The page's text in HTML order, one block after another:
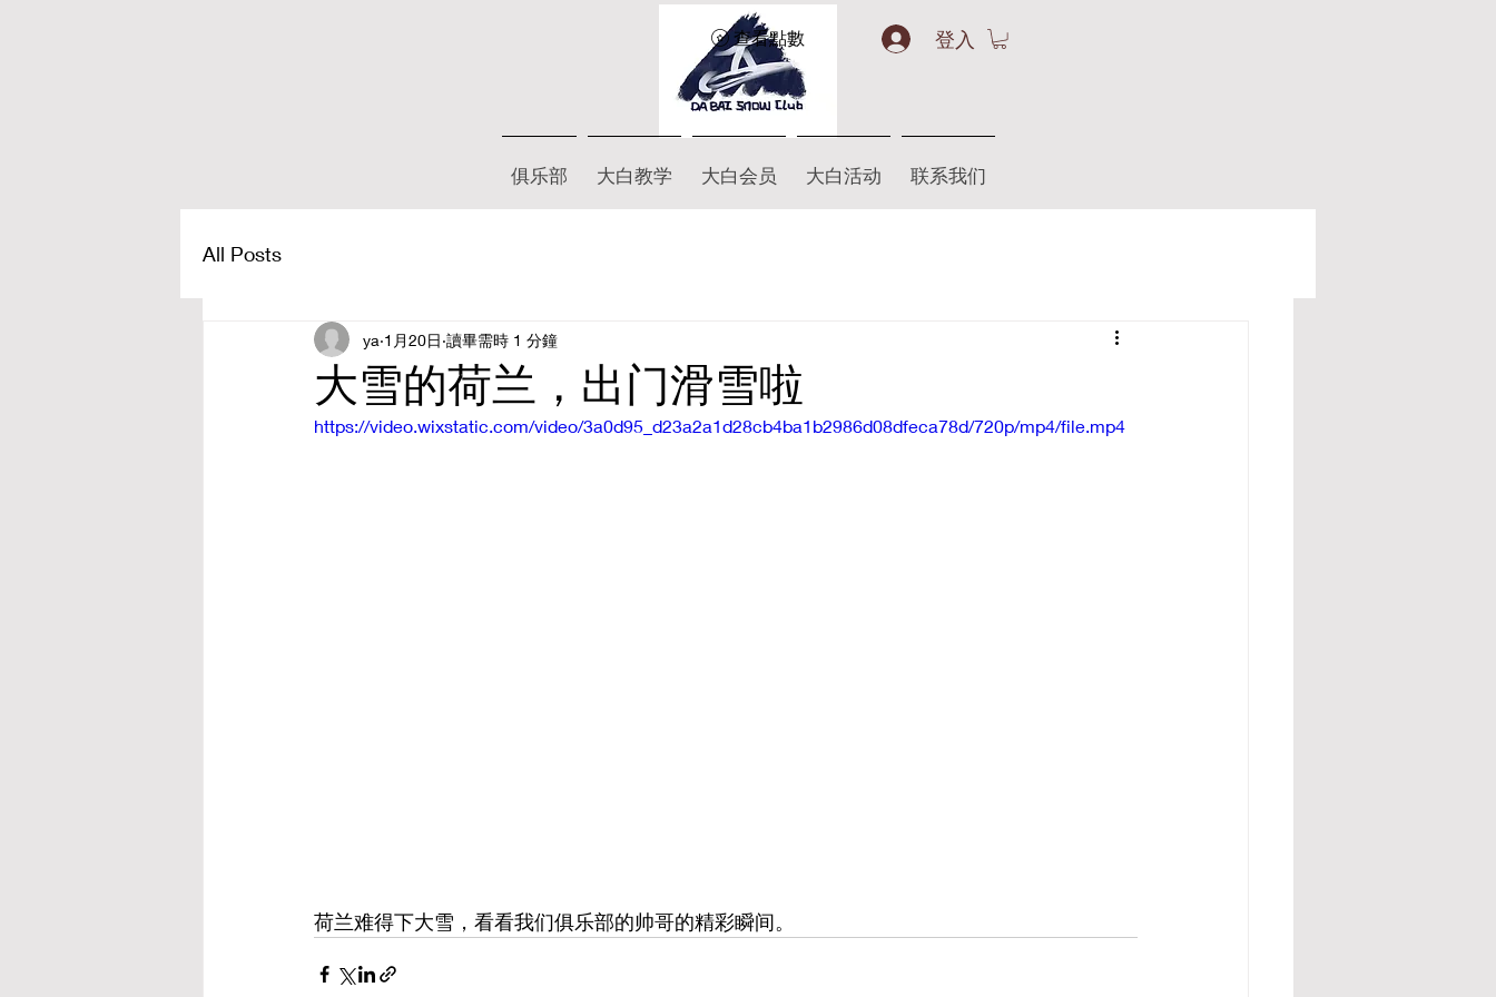
查看點數 登入
俱乐部 大白教学 大白会员 大白活动 联系我们
All Posts
大雪的荷兰，出门滑雪啦
ya 1月20日 讀畢需時 1 分鐘
https://video.wixstatic.com/video/3a0d95_d23a2a1d28cb4ba1b2986d08dfeca78d/720p/mp4/file.mp4
荷兰难得下大雪，看看我们俱乐部的帅哥的精彩瞬间。